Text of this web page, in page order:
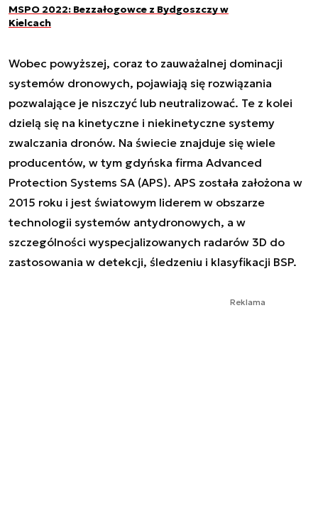
MSPO 2022: Bezzałogowce z Bydgoszczy w
Kielcach
Wobec powyższej, coraz to zauważalnej dominacji
systemów dronowych, pojawiają się rozwiązania
pozwalające je niszczyć lub neutralizować. Te z kolei
dzielą się na kinetyczne i niekinetyczne systemy
zwalczania dronów. Na świecie znajduje się wiele
producentów, w tym gdyńska firma Advanced
Protection Systems SA (APS). APS została założona w
2015 roku i jest światowym liderem w obszarze
technologii systemów antydronowych, a w
szczególności wyspecjalizowanych radarów 3D do
zastosowania w detekcji, śledzeniu i klasyfikacji BSP.
Reklama